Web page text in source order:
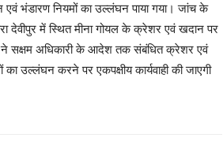
भंडारण नियमों का उल्लंघन पाया गया। जांच के
देवीपुर में स्थित मीना गोयल के क्रेशर एवं खदान पर
ने सक्षम अधिकारी के आदेश तक संबंधित क्रेशर एवं
करने पर एकपक्षीय कार्यवाही की जाएगी